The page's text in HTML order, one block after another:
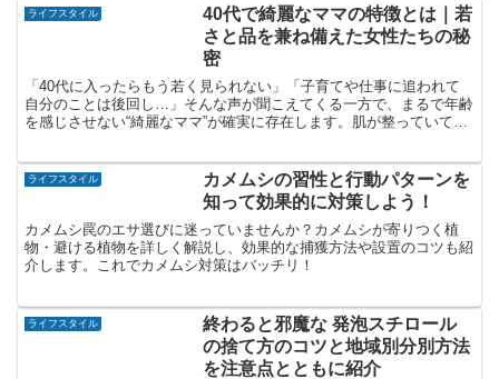
ライフスタイル
40代で綺麗なママの特徴とは｜若
さと品を兼ね備えた女性たちの秘
密
「40代に入ったらもう若く見られない」「子育てや仕事に追われて
自分のことは後回し…」そんな声が聞こえてくる一方で、まるで年齢
を感じさせない“綺麗なママ”が確実に存在します。肌が整っていて、
ライフスタイル
カメムシの習性と行動パターンを
知って効果的に対策しよう！
カメムシ罠のエサ選びに迷っていませんか？カメムシが寄りつく植
物・避ける植物を詳しく解説し、効果的な捕獲方法や設置のコツも紹
介します。これでカメムシ対策はバッチリ！
ライフスタイル
終わると邪魔な 発泡スチロール
の捨て方のコツと地域別分別方法
を注意点とともに紹介